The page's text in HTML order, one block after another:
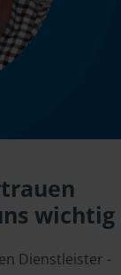
wichtig
Dienstleister -